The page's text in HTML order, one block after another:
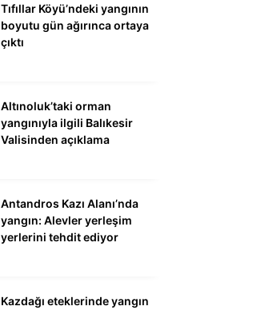
Tıfıllar Köyü’ndeki yangının
boyutu gün ağırınca ortaya
çıktı
Altınoluk’taki orman
yangınıyla ilgili Balıkesir
Valisinden açıklama
Antandros Kazı Alanı’nda
yangın: Alevler yerleşim
yerlerini tehdit ediyor
Kazdağı eteklerinde yangın